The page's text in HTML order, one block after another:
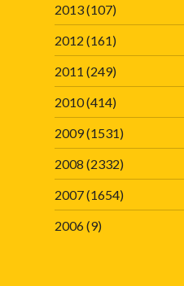
2013(107)
2012 (161)
2011 (249)
2010(414)
2009(1531)
2008 (2332)
2007(1654)
2006(9)